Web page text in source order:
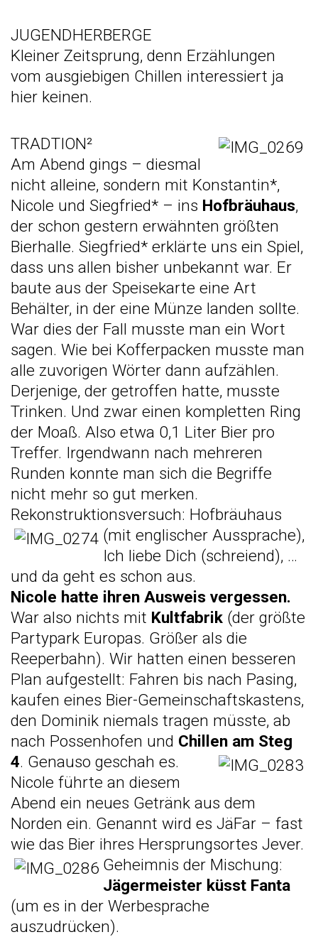
JUGENDHERBERGE
Kleiner Zeitsprung, denn Erzählungen
vom ausgiebigen Chillen interessiert ja
hier keinen.
TRADTION²
Am Abend gings – diesmal
nicht alleine, sondern mit Konstantin*,
Nicole und Siegfried* – ins Hofbräuhaus,
der schon gestern erwähnten größten
Bierhalle. Siegfried* erklärte uns ein Spiel,
dass uns allen bisher unbekannt war. Er
baute aus der Speisekarte eine Art
Behälter, in der eine Münze landen sollte.
War dies der Fall musste man ein Wort
sagen. Wie bei Kofferpacken musste man
alle zuvorigen Wörter dann aufzählen.
Derjenige, der getroffen hatte, musste
Trinken. Und zwar einen kompletten Ring
der Moaß. Also etwa 0,1 Liter Bier pro
Treffer. Irgendwann nach mehreren
Runden konnte man sich die Begriffe
nicht mehr so gut merken.
Rekonstruktionsversuch: Hofbräuhaus
(mit englischer Aussprache),
Ich liebe Dich (schreiend), …
und da geht es schon aus.
Nicole hatte ihren Ausweis vergessen.
War also nichts mit Kultfabrik (der größte
Partypark Europas. Größer als die
Reeperbahn). Wir hatten einen besseren
Plan aufgestellt: Fahren bis nach Pasing,
kaufen eines Bier-Gemeinschaftskastens,
den Dominik niemals tragen müsste, ab
nach Possenhofen und Chillen am Steg
4. Genauso geschah es.
Nicole führte an diesem
Abend ein neues Getränk aus dem
Norden ein. Genannt wird es JäFar – fast
wie das Bier ihres Hersprungsortes Jever.
Geheimnis der Mischung:
Jägermeister küsst Fanta
(um es in der Werbesprache
auszudrücken).